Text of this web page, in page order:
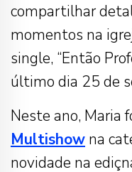
compartilhar
momentos na
single, “Então
último dia 25 de
Neste ano, Maria
Multishow na
novidade na